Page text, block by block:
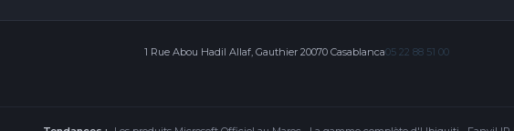
1 Rue Abou Hadil Allaf, Gauthier 20070 Casablanca05 22 88 51 00